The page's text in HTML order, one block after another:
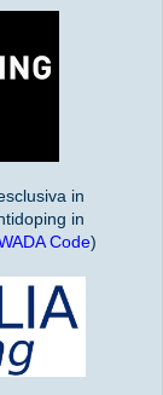
in
in
Code)